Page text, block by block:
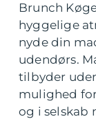
Brunch
hyggelige
nyde din
udendørs.
tilbyder
mulighed
og i selskab